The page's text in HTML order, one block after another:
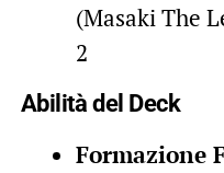
(Masaki The
2
Abilità del Deck
Formazione